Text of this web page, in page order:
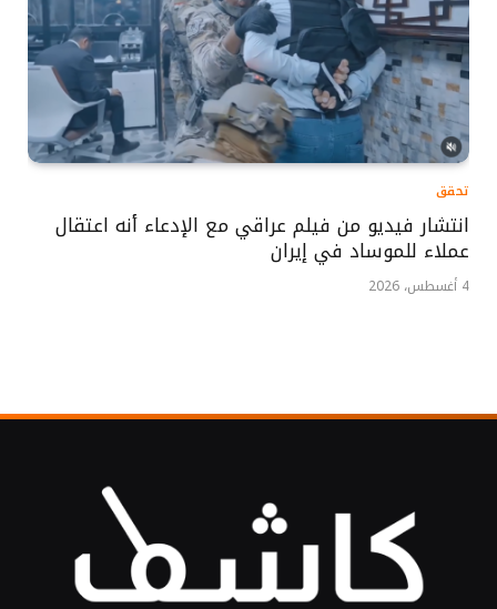
تحقق
انتشار فيديو من فيلم عراقي مع الإدعاء أنه اعتقال
عملاء للموساد في إيران
4 أغسطس، 2026